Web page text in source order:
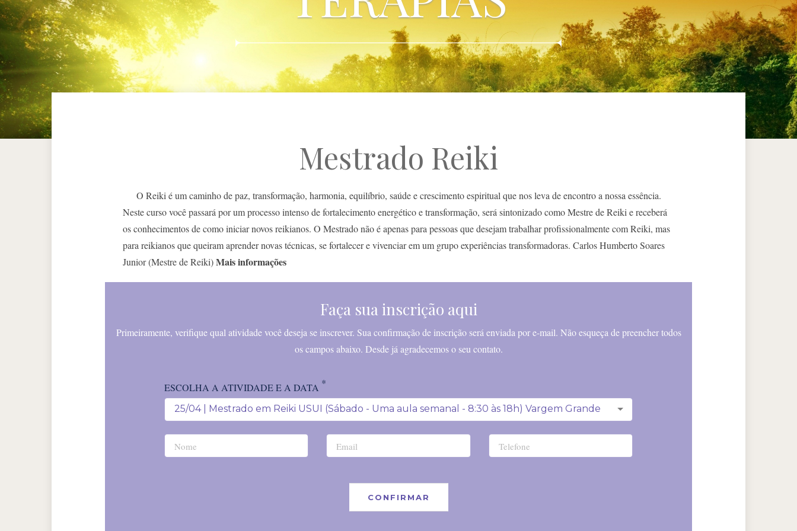
Mestrado Reiki
O Reiki é um caminho de paz, transformação, harmonia, equilíbrio, saúde e crescimento espiritual que nos leva de encontro a nossa essência.
Neste curso você passará por um processo intenso de fortalecimento energético e transformação, será sintonizado como Mestre de Reiki e receberá
os conhecimentos de como iniciar novos reikianos. O Mestrado não é apenas para pessoas que desejam trabalhar profissionalmente com Reiki, mas
para reikianos que queiram aprender novas técnicas, se fortalecer e vivenciar em um grupo experiências transformadoras. Carlos Humberto Soares
Junior (Mestre de Reiki)Mais informações
Faça sua inscrição aqui
Primeiramente, verifique qual atividade você deseja se inscrever. Sua confirmação de inscrição será enviada por e-mail. Não esqueça de preencher todos
os campos abaixo. Desde já agradecemos o seu contato.
ESCOLHA A ATIVIDADE E A DATA *
25/04 | Mestrado em Reiki USUI (Sábado - Uma aula semanal - 8:30 às 18h) Vargem Grande
CONFIRMAR